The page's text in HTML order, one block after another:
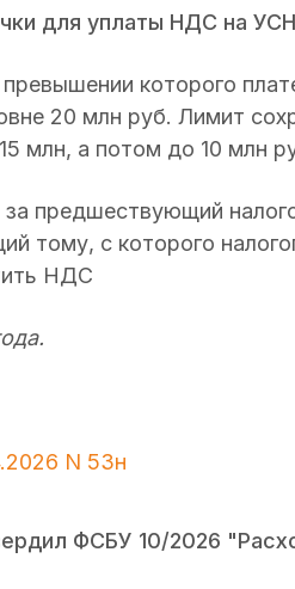
для уплаты НДС на
которого
20 млн руб. Лимит
млн, а потом до 10 млн
предшествующий
тому, с которого
НДС
N 53н
ФСБУ 10/2026